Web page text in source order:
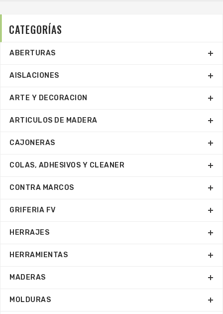
CATEGORÍAS
ABERTURAS
AISLACIONES
ARTE Y DECORACION
ARTICULOS DE MADERA
CAJONERAS
COLAS, ADHESIVOS Y CLEANER
CONTRA MARCOS
GRIFERIA FV
HERRAJES
HERRAMIENTAS
MADERAS
MOLDURAS